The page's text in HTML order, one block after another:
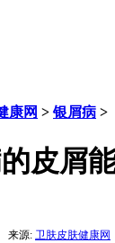
康网 >银屑病 >
皮屑
来源: 卫肤皮肤健康网